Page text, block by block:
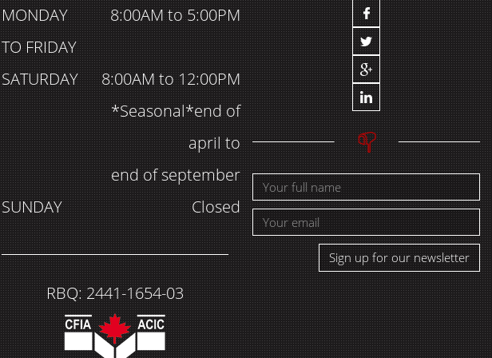
Sign up for our newsletter
MONDAY
TO FRIDAY
8:00AM to 5:00PM
SATURDAY
8:00AM to 12:00PM
*Seasonal*end of
april to
end of september
SUNDAY
Closed
RBQ: 2441-1654-03